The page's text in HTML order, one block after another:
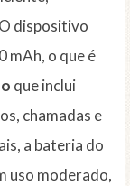
dispositivo
mAh, o que é
que inclui
chamadas e
a bateria do
uso moderado,